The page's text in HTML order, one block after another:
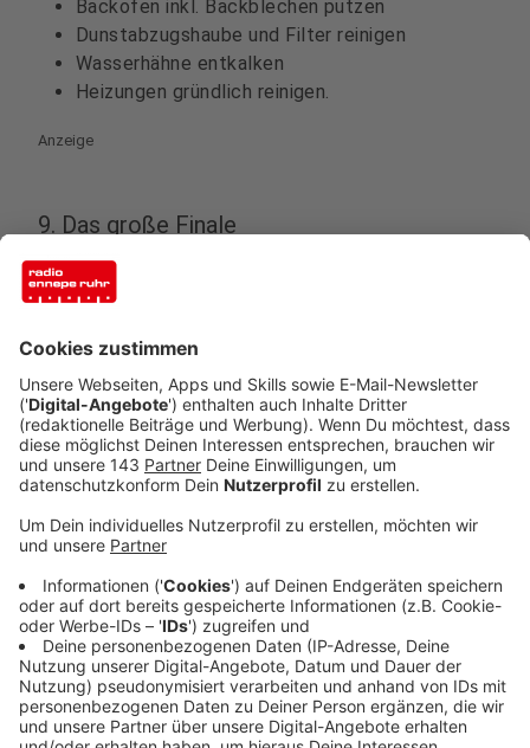
Backofen inkl. Backblechen putzen
Dunstabzugshaube und Filter reinigen
Wasserhähne entkalken
Heizungen gründlich reinigen.
Anzeige
9. Das große Finale
Anzeige
Zu guter Letzt werden noch einmal alle Böden (ggf.
auch die Treppen) gründlich bis in alle Ecken gesaugt
und anschließend nebelfeucht gewischt.
Tipp: Wer noch einen drauflegen möchte, kann
auch über die Anschaffung eines
Dampfreinigers (gerade im Angebot!)*
nachdenken.
Ein Dampfreiniger tötet Milben, Bakterien, Keime und
Pilze ab und das alles ganz ohne den Einsatz
chemischer Reinigungsmitteln. Die Einsatzbereiche
sind extrem vielseitig und dank passendem Zubehör
könnt ihr damit jede Ecke oder noch so kleine Ritze